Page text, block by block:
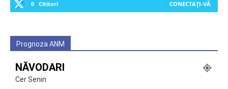
0 Cititori CONECTAȚI-VĂ
Prognoza ANM
NĂVODARI
Cer Senin